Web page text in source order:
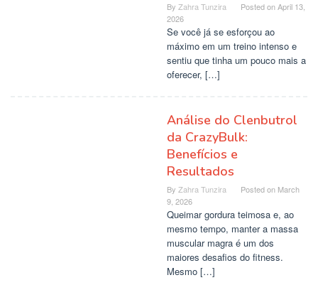
By Zahra Tunzira Posted onApril 13,
2026
Se você já se esforçou ao
máximo em um treino intenso e
sentiu que tinha um pouco mais a
oferecer, […]
Análise do Clenbutrol
da CrazyBulk:
Benefícios e
Resultados
By Zahra Tunzira Posted on March
9, 2026
Queimar gordura teimosa e, ao
mesmo tempo, manter a massa
muscular magra é um dos
maiores desafios do fitness.
Mesmo […]